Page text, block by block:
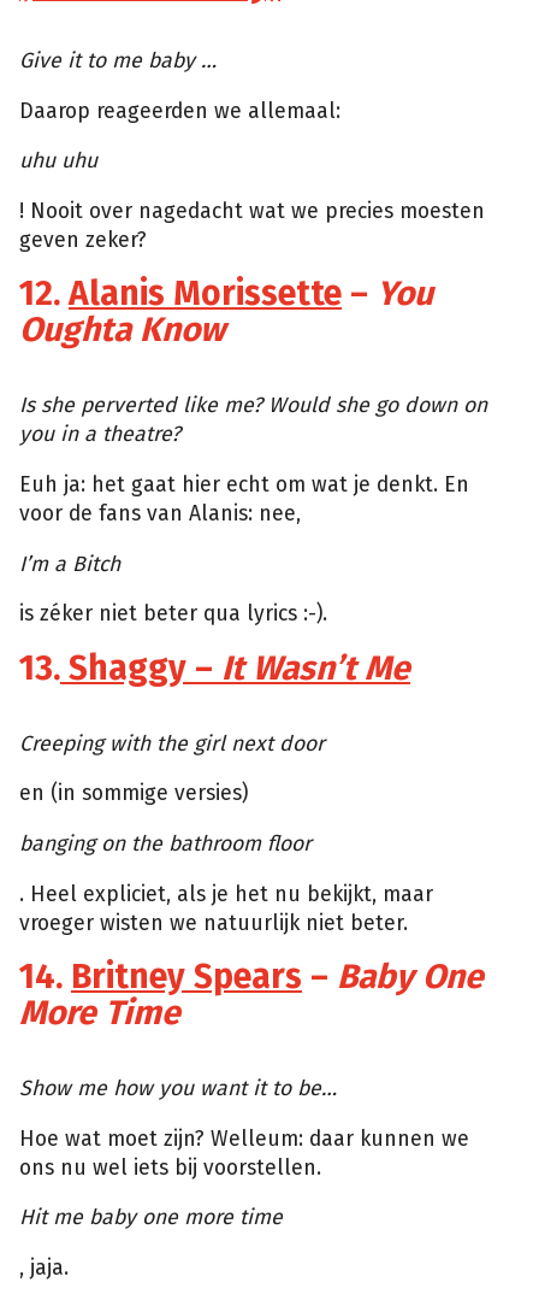
Give it to me baby …
Daarop reageerden we allemaal:
uhu uhu
! Nooit over nagedacht wat we precies moesten
geven zeker?
12.Alanis Morissette – You
Oughta Know
Is she perverted like me? Would she go down on
you in a theatre?
Euh ja: het gaat hier echt om wat je denkt. En
voor de fans van Alanis: nee,
I’m a Bitch
is zéker niet beter qua lyrics :-).
13. Shaggy – It Wasn’t Me
Creeping with the girl next door
en (in sommige versies)
banging on the bathroom floor
. Heel expliciet, als je het nu bekijkt, maar
vroeger wisten we natuurlijk niet beter.
14. Britney Spears – Baby One
More Time
Show me how you want it to be…
Hoe wat moet zijn? Welleum: daar kunnen we
ons nu wel iets bij voorstellen.
Hit me baby one more time
, jaja.